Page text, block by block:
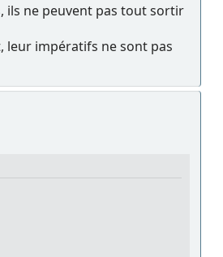
ils ne peuvent pas tout sortir
leur impératifs ne sont pas